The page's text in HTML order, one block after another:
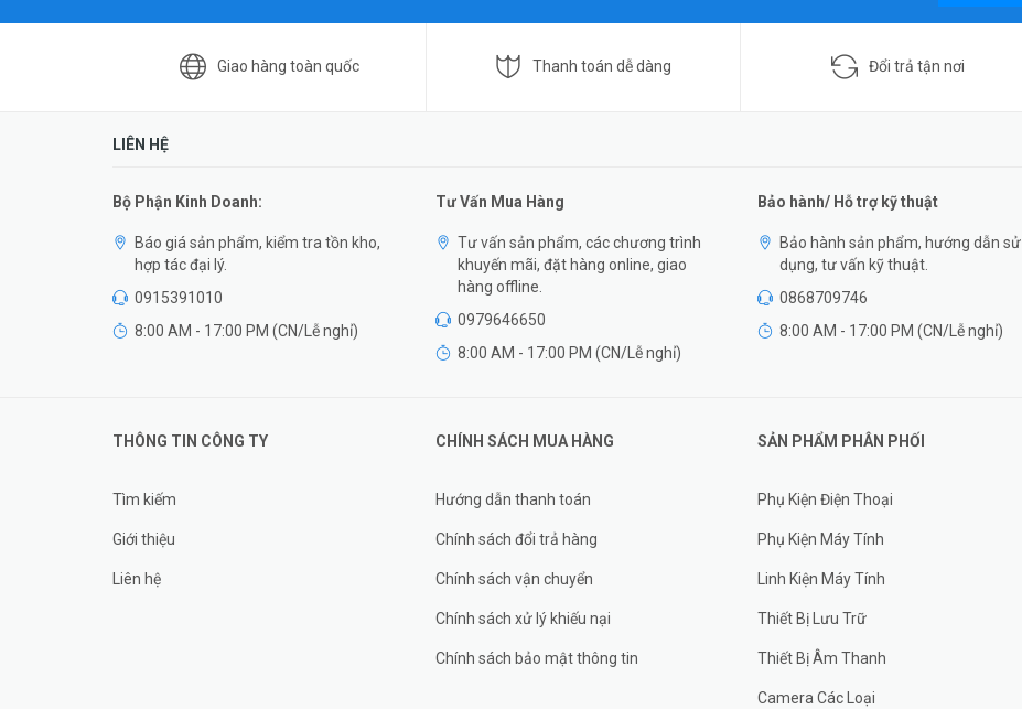
Giao hàng toàn quốc Thanh toán dễ dàng Đổi trả tận nơi
LIÊN HỆ
Bộ Phận Kinh Doanh:
Báo giá sản phẩm, kiểm tra tồn kho,
hợp tác đại lý.
0915391010
8:00 AM - 17:00 PM (CN/Lễ nghỉ)
Tư Vấn Mua Hàng
Tư vấn sản phẩm, các chương trình
khuyến mãi, đặt hàng online, giao
hàng offline.
0979646650
8:00 AM - 17:00 PM (CN/Lễ nghỉ)
Bảo hành/ Hỗ trợ kỹ thuật
Bảo hành sản phẩm, hướng dẫn sử
dụng, tư vấn kỹ thuật.
0868709746
8:00 AM - 17:00 PM (CN/Lễ nghỉ)
THÔNG TIN CÔNG TY
Tìm kiếm
Giới thiệu
Liên hệ
CHÍNH SÁCH MUA HÀNG
Hướng dẫn thanh toán
Chính sách đổi trả hàng
Chính sách vận chuyển
Chính sách xử lý khiếu nại
Chính sách bảo mật thông tin
SẢN PHẨM PHÂN PHỐI
Phụ Kiện Điện Thoại
Phụ Kiện Máy Tính
Linh Kiện Máy Tính
Thiết Bị Lưu Trữ
Thiết Bị Âm Thanh
Camera Các Loại